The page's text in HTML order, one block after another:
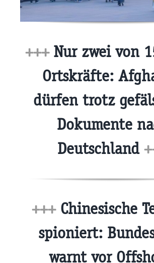
+++Nur zwei von
Ortskräfte:
dürfen trotz
Dokumente
Deutschland
+++Chinesische
spioniert:
warnt vor